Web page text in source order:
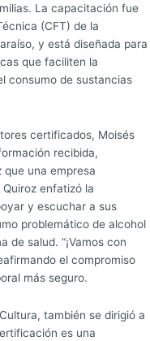
La capacitación fue
(CFT) de la
y está diseñada para
que faciliten la
consumo de sustancias
certificados, Moisés
recibida,
una empresa
enfatizó la
y escuchar a sus
problemático de alcohol
de salud. “¡Vamos con
el compromiso
más seguro.
también se dirigió a
es una